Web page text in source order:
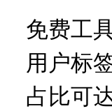
免费工
用户标
占比可